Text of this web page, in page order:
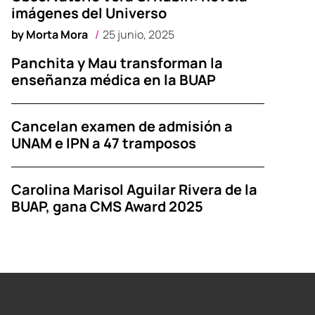
imágenes del Universo
byMorta Mora 25 junio, 2025
Panchita y Mau transforman la
enseñanza médica en la BUAP
Cancelan examen de admisión a
UNAM e IPN a 47 tramposos
Carolina Marisol Aguilar Rivera de la
BUAP, gana CMS Award 2025